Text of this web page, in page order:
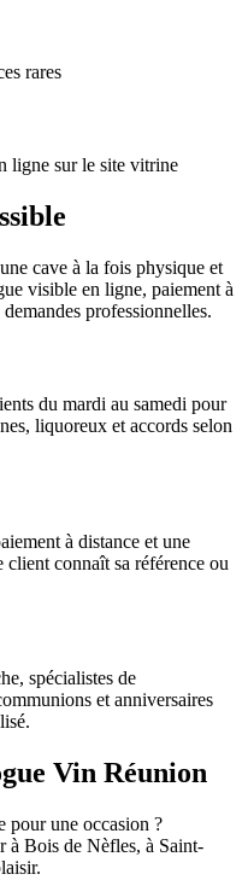
rares
ligne sur le site vitrine
cave à la fois physique et
visible en ligne, paiement à
professionnelles.
du mardi au samedi pour
liquoreux et accords selon
à distance et une
connaît sa référence ou
spécialistes de
et anniversaires
Vin Réunion
pour une occasion ?
à Bois de Nèfles, à Saint-